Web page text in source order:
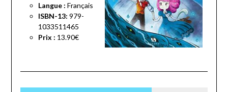
Langue : Français
ISBN-13: 979-
1033511465
Prix : 13.90€